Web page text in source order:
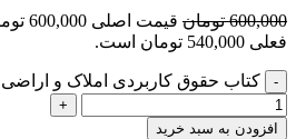
600,000 تومان قیمت اصلی 600,000 تومان بود.
فعلی 540,000 تومان است.
کتاب حقوق کاربردی املاک و اراضی 3 📗 عدد
افزودن به سبد خرید